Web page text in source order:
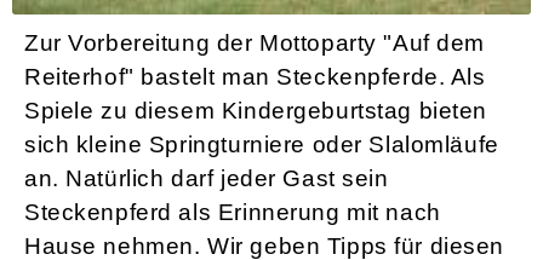
Zur Vorbereitung der Mottoparty "Auf dem
Reiterhof" bastelt man Steckenpferde. Als
Spiele zu diesem Kindergeburtstag bieten
sich kleine Springturniere oder Slalomläufe
an. Natürlich darf jeder Gast sein
Steckenpferd als Erinnerung mit nach
Hause nehmen. Wir geben Tipps für diesen